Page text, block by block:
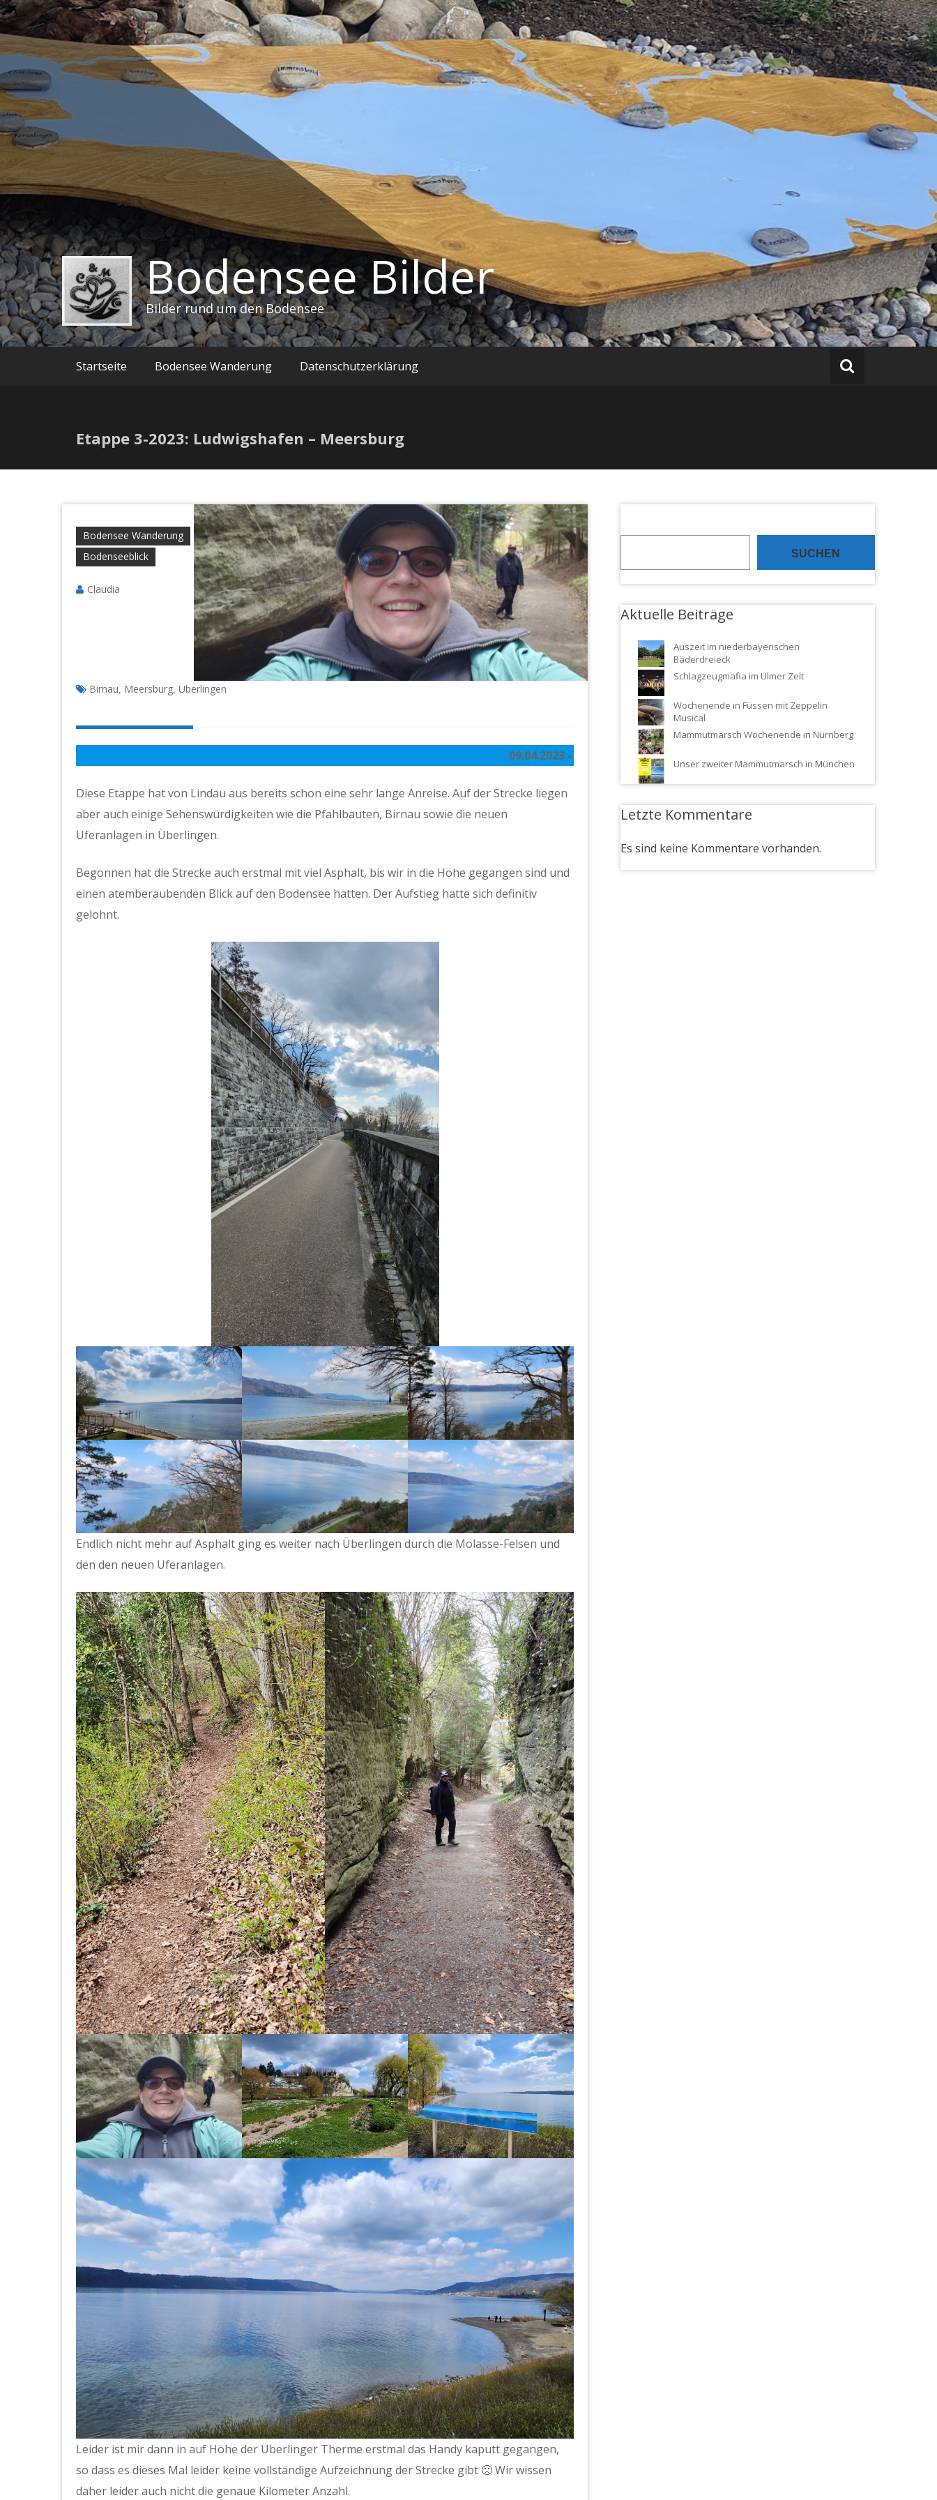
Zum
Inhalt
springen
Bodensee Bilder
Bilder rund um den Bodensee
Startseite Bodensee Wanderung Datenschutzerklärung
Etappe 3-2023: Ludwigshafen – Meersburg
Bodensee Wanderung
Bodenseeblick
Claudia
Birnau Meersburg Überlingen
09.04.2023 –
Diese Etappe hat von Lindau aus bereits schon eine sehr lange Anreise. Auf der Strecke liegen
aber auch einige Sehenswürdigkeiten wie die Pfahlbauten, Birnau sowie die neuen
Uferanlagen in Überlingen.
Begonnen hat die Strecke auch erstmal mit viel Asphalt, bis wir in die Höhe gegangen sind und
einen atemberaubenden Blick auf den Bodensee hatten. Der Aufstieg hatte sich definitiv
gelohnt.
Endlich nicht mehr auf Asphalt ging es weiter nach Überlingen durch die Molasse-Felsen und
den den neuen Uferanlagen.
Leider ist mir dann in auf Höhe der Überlinger Therme erstmal das Handy kaputt gegangen,
so dass es dieses Mal leider keine vollständige Aufzeichnung der Strecke gibt 🙁 Wir wissen
daher leider auch nicht die genaue Kilometer Anzahl.
SUCHEN
Aktuelle Beiträge
Auszeit im niederbayerischen
Bäderdreieck
Schlagzeugmafia im Ulmer Zelt
Wochenende in Füssen mit Zeppelin
Musical
Mammutmarsch Wochenende in Nürnberg
Unser zweiter Mammutmarsch in München
Letzte Kommentare
Es sind keine Kommentare vorhanden.